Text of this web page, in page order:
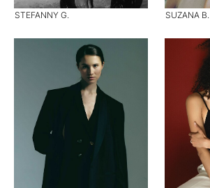
STEFANNY G. SUZANA B.